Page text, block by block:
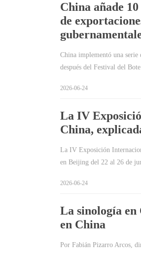
China añade
de
China implementó una serie
después del Festival del
2026-06-24
La IV
China,
La IV Exposición
en Beijing del 22 al 26 de
2026-06-24
La sinología en
en China
Por Fabián Pizarro Arcos,